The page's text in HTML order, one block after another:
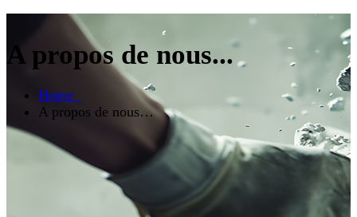
A propos de nous...
Home
A propos de nous…